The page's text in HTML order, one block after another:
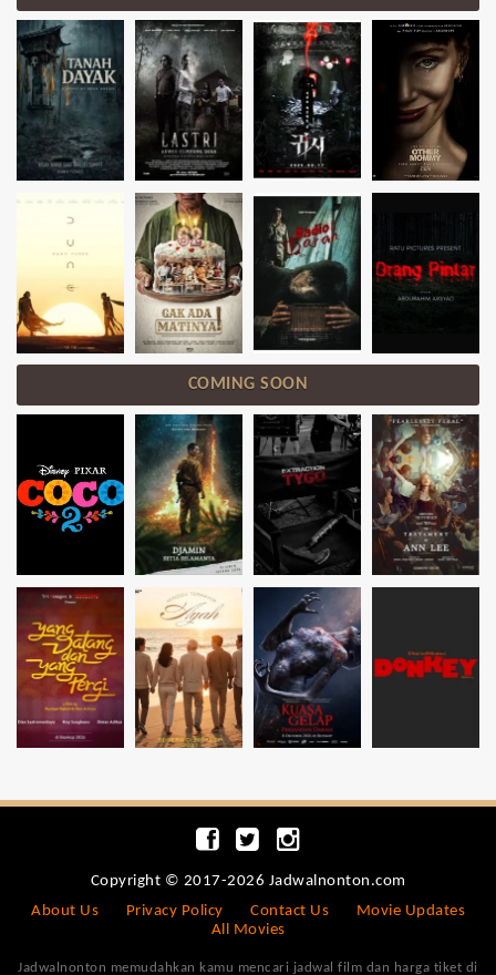
COMING SOON
Copyright © 2017-2026 Jadwalnonton.com
About Us
Privacy Policy Contact Us
Movie Updates
All Movies
Jadwalnonton memudahkan kamu mencari jadwal film dan harga tiket di